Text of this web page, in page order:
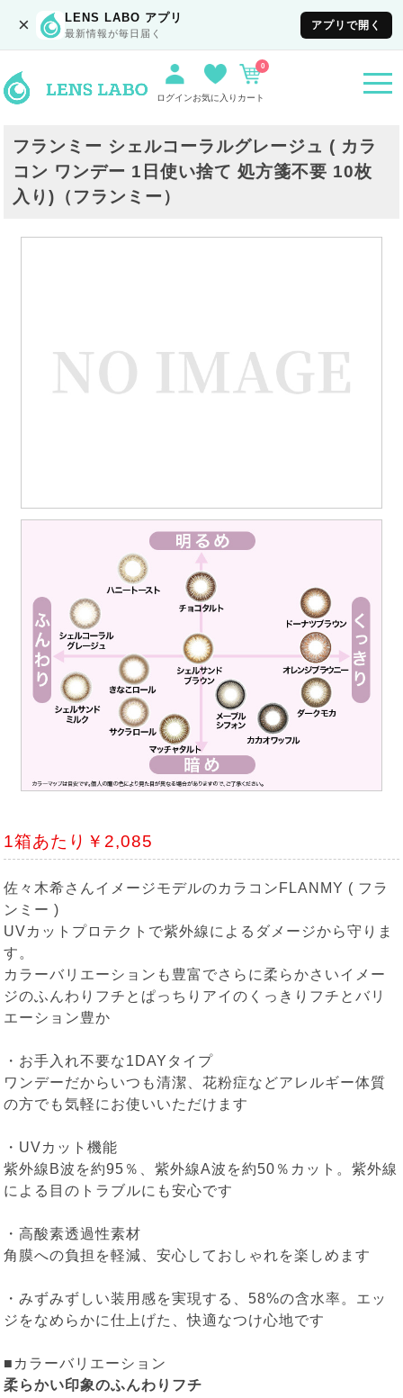
× LENS LABO アプリ
最新情報が毎日届く
アプリで開く
ログインお気に入り カート
0
フランミー シェルコーラルグレージュ ( カラ
コン ワンデー 1日使い捨て 処方箋不要 10枚
入り)（フランミー）
1箱あたり￥2,085
佐々木希さんイメージモデルのカラコンFLANMY ( フラ
ンミー )
UVカットプロテクトで紫外線によるダメージから守りま
す。
カラーバリエーションも豊富でさらに柔らかさいイメー
ジのふんわりフチとぱっちりアイのくっきりフチとバリ
エーション豊か
・お手入れ不要な1DAYタイプ
ワンデーだからいつも清潔、花粉症などアレルギー体質
の方でも気軽にお使いいただけます
・UVカット機能
紫外線B波を約95％、紫外線A波を約50％カット。紫外線
による目のトラブルにも安心です
・高酸素透過性素材
角膜への負担を軽減、安心しておしゃれを楽しめます
・みずみずしい装用感を実現する、58%の含水率。エッ
ジをなめらかに仕上げた、快適なつけ心地です
■カラーバリエーション
柔らかい印象のふんわりフチ